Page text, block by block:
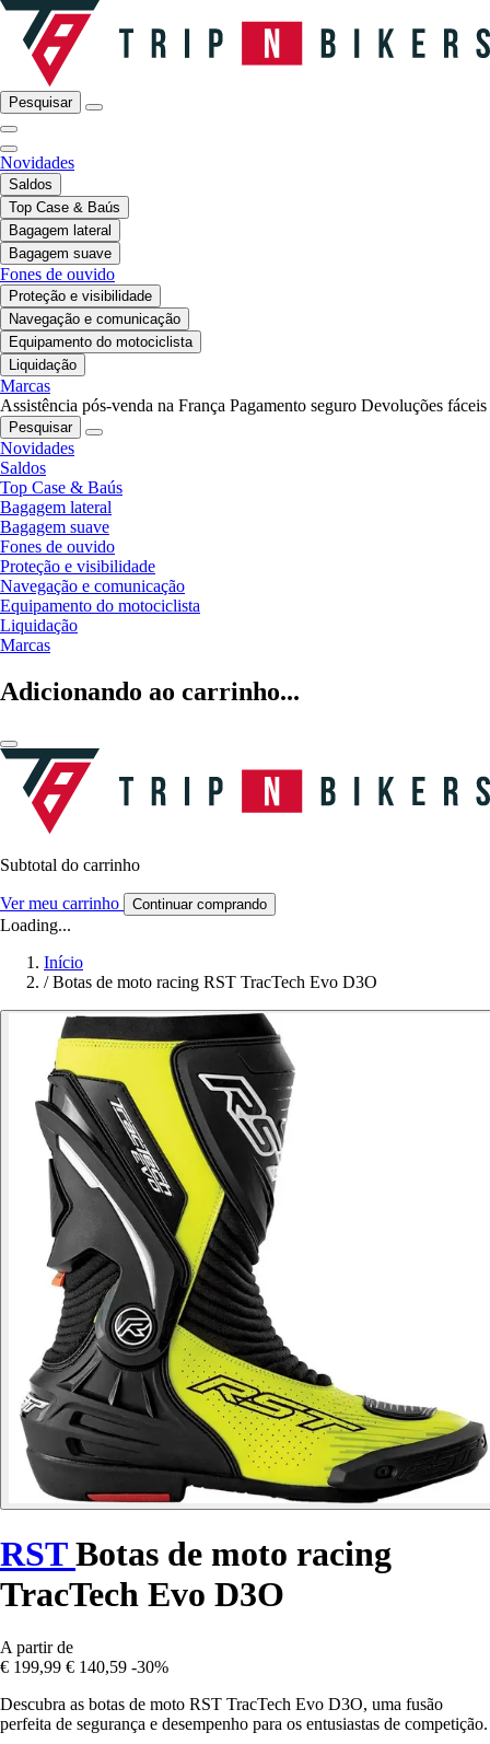
Pesquisar
Novidades
Saldos
Top Case & Baús
Bagagem lateral
Bagagem suave
Fones de ouvido
Proteção e visibilidade
Navegação e comunicação
Equipamento do motociclista
Liquidação
Marcas
Assistência pós-venda na França Pagamento seguro Devoluções fáceis
Pesquisar
Novidades
Saldos
Top Case & Baús
Bagagem lateral
Bagagem suave
Fones de ouvido
Proteção e visibilidade
Navegação e comunicação
Equipamento do motociclista
Liquidação
Marcas
Adicionando ao carrinho...
Subtotal do carrinho
Ver meu carrinho Continuar comprando
Loading...
Início
/ Botas de moto racing RST TracTech Evo D3O
RSTBotas de moto racing
TracTech Evo D3O
A partir de
€ 199,99 € 140,59 -30%
Descubra as botas de moto RST TracTech Evo D3O, uma fusão
perfeita de segurança e desempenho para os entusiastas de competição.